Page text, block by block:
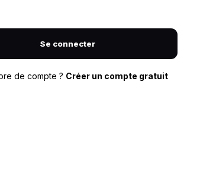
Se connecter
de compte ? Créer un compte gratuit